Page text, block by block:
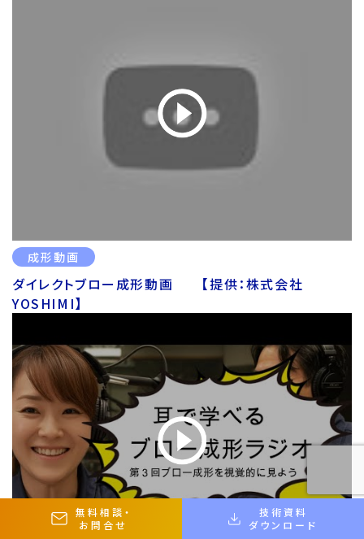
成形動画
ダイレクトブロー成形動画 【提供：株式会社
YOSHIMI】
無料相談 ・
お問合せ
技術資料
ダウンロード